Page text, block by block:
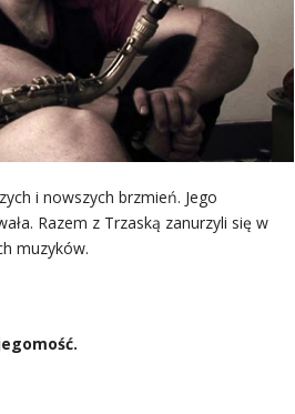
i nowszych brzmień. Jego
Razem z Trzaską zanurzyli się w
muzyków.